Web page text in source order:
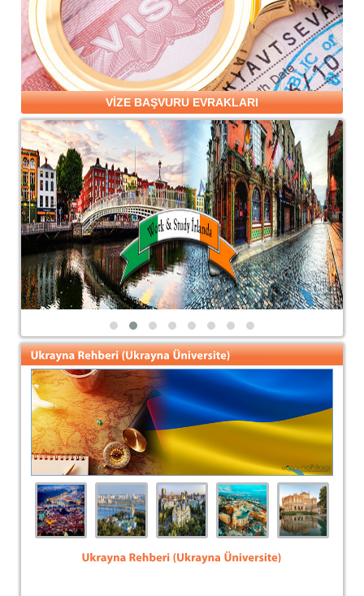
VİZE BAŞVURU EVRAKLARI